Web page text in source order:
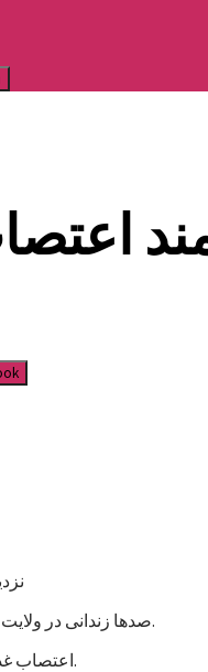
صدها زندانی در ولایت هلمند در جنوب افغانستان اعتصاب غذایی کردند.
اعتصاب غذای این زندانیان امروز وارد چهارمین روزش شد.